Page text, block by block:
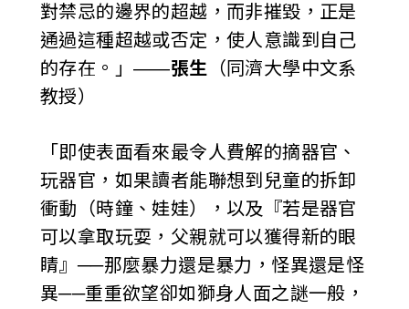
對禁忌的邊界的超越，而非摧毀，正是
通過這種超越或否定，使人意識到自己
的存在。」——張生 （同濟大學中文系
教授）
「即使表面看來最令人費解的摘器官、
玩器官，如果讀者能聯想到兒童的拆卸
衝動（時鐘、娃娃），以及『若是器官
可以拿取玩耍，父親就可以獲得新的眼
睛』──那麼暴力還是暴力，怪異還是怪
異──重重欲望卻如獅身人面之謎一般，